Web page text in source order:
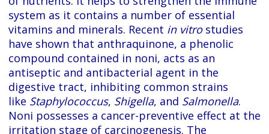
system as it contains a number of essential
vitamins and minerals. Recent in vitrostudies
have shown that anthraquinone, a phenolic
compound contained in noni, acts as an
antiseptic and antibacterial agent in the
digestive tract, inhibiting common strains
like Staphylococcus, Shigella, and Salmonella.
Noni possesses a cancer-preventive effect at the
irritation stage of carcinogenesis. The